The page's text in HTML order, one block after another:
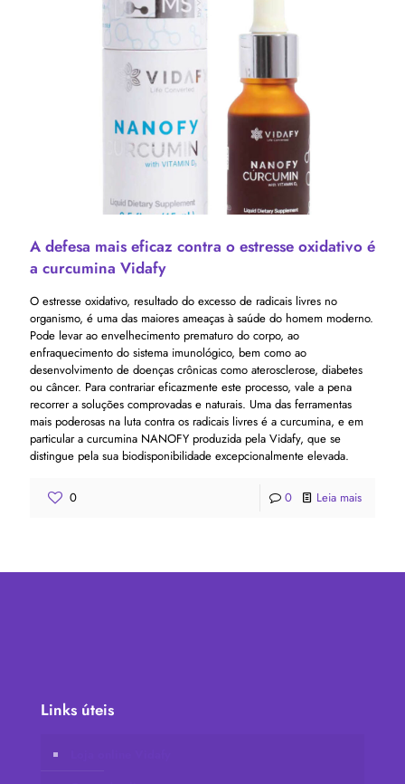
A defesa mais eficaz contra o estresse oxidativo é
a curcumina Vidafy
O estresse oxidativo, resultado do excesso de radicais livres no
organismo, é uma das maiores ameaças à saúde do homem moderno.
Pode levar ao envelhecimento prematuro do corpo, ao
enfraquecimento do sistema imunológico, bem como ao
desenvolvimento de doenças crônicas como aterosclerose, diabetes
ou câncer. Para contrariar eficazmente este processo, vale a pena
recorrer a soluções comprovadas e naturais. Uma das ferramentas
mais poderosas na luta contra os radicais livres é a curcumina, e em
particular a curcumina NANOFY produzida pela Vidafy, que se
distingue pela sua biodisponibilidade excepcionalmente elevada.
0 0 Leia mais
Links úteis